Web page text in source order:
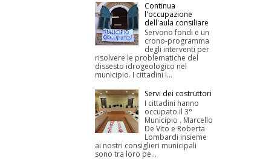
Continua
l'occupazione
dell'aula consiliare
Servono fondi e un
crono-programma
degli interventi per
risolvere le problematiche del
dissesto idrogeologico nel
municipio. I cittadini i...
Servi dei costruttori
I cittadini hanno
occupato il 3°
Municipio . Marcello
De Vito e Roberta
Lombardi insieme
ai nostri consiglieri municipali
sono tra loro pe...